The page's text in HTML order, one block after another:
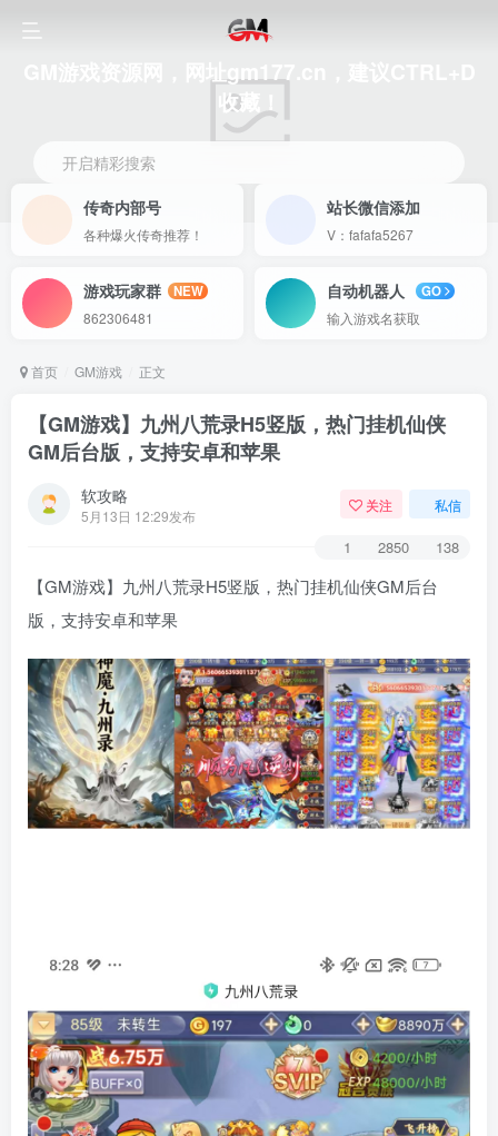
收藏！
开启精彩搜索
传奇内部号
各种爆火传奇推荐！
站长微信添加
V：fafafa5267
游戏玩家群
NEW
862306481
自动机器人
GO
输入游戏名获取
首页 GM游戏 正文
【GM游戏】九州八荒录H5竖版，热门挂机仙侠
GM后台版，支持安卓和苹果
软攻略
5月13日 12:29发布
关注 私信
1 2850 138
【GM游戏】九州八荒录H5竖版，热门挂机仙侠GM后台
版，支持安卓和苹果